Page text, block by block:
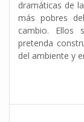
dramáticas de
más pobres
cambio. Ellos
pretenda
del ambiente y